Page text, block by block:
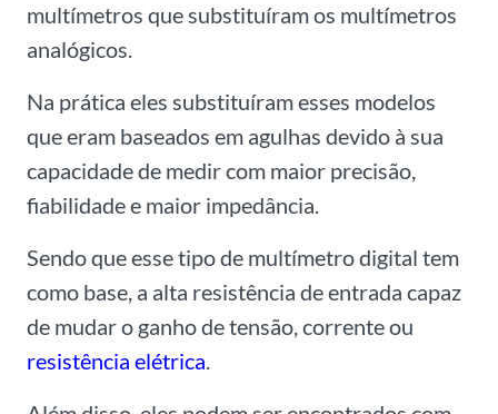
multímetros que substituíram os multímetros
analógicos.
Na prática eles substituíram esses modelos
que eram baseados em agulhas devido à sua
capacidade de medir com maior precisão,
fiabilidade e maior impedância.
Sendo que esse tipo de multímetro digital tem
como base, a alta resistência de entrada capaz
de mudar o ganho de tensão, corrente ou
resistência elétrica.